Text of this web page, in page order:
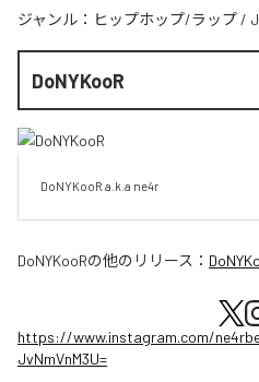
ジャンル： ヒップホップ/ラップ /
DoNYKooR
DoNYKooR a.k.a ne4r
DoNYKooRの他のリリース：
https://www.instagram.com/
JvNmVnM3U=